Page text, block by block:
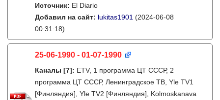
Источник: El Diario
Добавил на сайт: lukitas1901 (2024-06-08
00:31:18)
25-06-1990 - 01-07-1990
Каналы [7]: ETV, 1 программа ЦТ СССР, 2
программа ЦТ СССР, Ленинградское ТВ, Yle TV1
[Финляндия], Yle TV2 [Финляндия], Kolmoskanava